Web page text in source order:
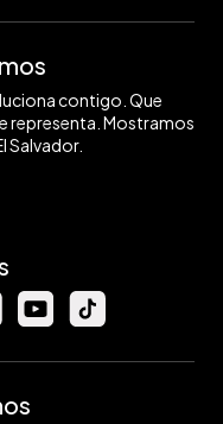
contigo. Que
representa. Mostramos
Salvador.